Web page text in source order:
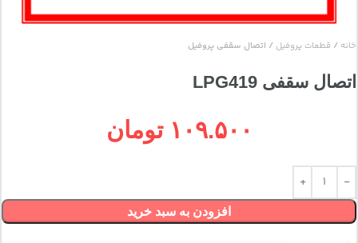
خانه قطعات پروفیل اتصال سقفی پروفیل
اتصال سقفی LPG419
۱۰۹.۵۰۰ تومان
افزودن به سبد خرید